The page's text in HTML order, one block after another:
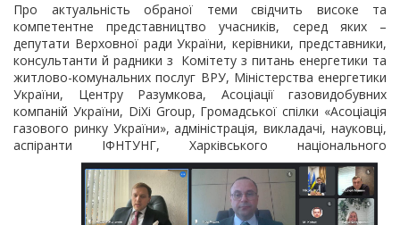
Про актуальність обраної теми свідчить високе та
компетентне представництво учасників, серед яких –
депутати Верховної ради України, керівники, представники,
консультанти й радники з Комітету з питань енергетики та
житлово-комунальних послуг ВРУ, Міністерства енергетики
України, Центру Разумкова, Асоціації газовидобувних
компаній України, DiXi Group, Громадської спілки «Асоціація
газового ринку України», адміністрація, викладачі, науковці,
аспіранти ІФНТУНГ, Харківського національного